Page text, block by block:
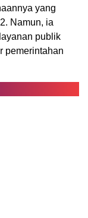
yang
Namun, ia
publik
pemerintahan